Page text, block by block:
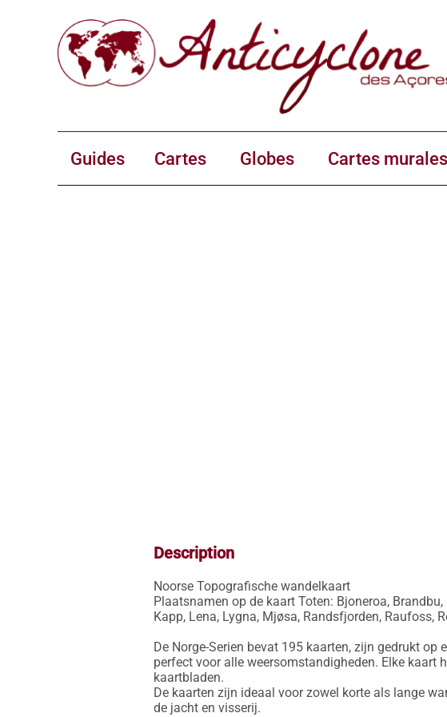
Guides Cartes Globes Cartes murales
Description
Noorse Topografische wandelkaart
Plaatsnamen op de kaart Toten: Bjoneroa,
Kapp, Lena, Lygna, Mjøsa, Randsfjorden, Raufoss,
De Norge-Serien bevat 195 kaarten, zijn gedrukt
perfect voor alle weersomstandigheden. Elke kaart
kaartbladen.
De kaarten zijn ideaal voor zowel korte als lange
de jacht en visserij.